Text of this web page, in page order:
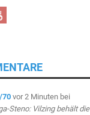
70 vor 2 Minuten bei
Steno: Vilzing behält